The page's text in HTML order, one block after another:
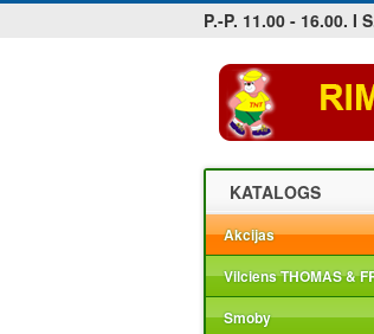
P.-P. 11.00 - 16.00. I
Jobs at sea and maritime vacancies
KATALOGS
Akcijas
Vilciens THOMAS &
Smoby